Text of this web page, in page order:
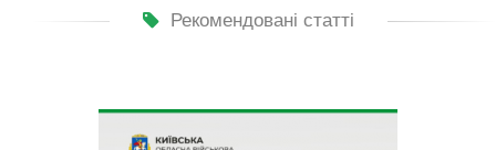
Рекомендовані статті